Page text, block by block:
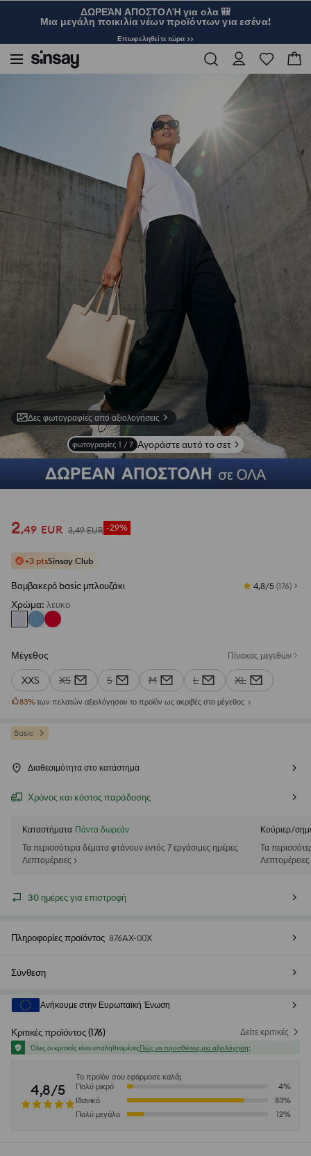
ΔΩΡΕΆΝ ΑΠΟΣΤΟΛΉ για ολα 🎒
Μια μεγάλη ποικιλία νέων προϊόντων για εσένα!
Επωφεληθείτε τώρα >>
Δες φωτογραφίες από αξιολογήσεις
φωτογραφίες 1 / 7 Αγοράστε αυτό το σετ
2,49 EUR 3,49 EUR -29%
+3 ptsSinsay Club
Βαμβακερό basic μπλουζάκι 4,8/5 (176)
Χρώμα: λευκο
Μέγεθος Πίνακας μεγεθών
XXS XS S M L XL
83%των πελατών αξιολόγησαν το προϊόν ως ακριβές στο μέγεθος
Basic
Διαθεσιμότητα στο κατάστημα
Χρόνος και κόστος παράδοσης
Καταστήματα Πάντα δωρεάν
Τα περισσότερα δέματα φτάνουν εντός 7 εργάσιμες ημέρες
Λεπτομέρειες >
Κούριερ/
Τα
Λεπτομέρειες
30 ημέρες για επιστροφή
Πληροφορίες προϊόντος 876AX-00X
Σύνθεση
Ανήκουμε στην Ευρωπαϊκή Ένωση
Κριτικές προϊόντος(176) Δείτε κριτικές
Όλες οι κριτικές είναι επαληθευμένεςΠώς να προσθέσεις μια αξιολόγηση;
4,8/5
Το προϊόν σου εφάρμοσε καλά;
Πολύ μικρό
4%
Ιδανικό
83%
Πολύ μεγάλο
12%